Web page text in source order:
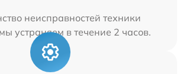
неисправностей техники
устраняем в течение 2 часов.